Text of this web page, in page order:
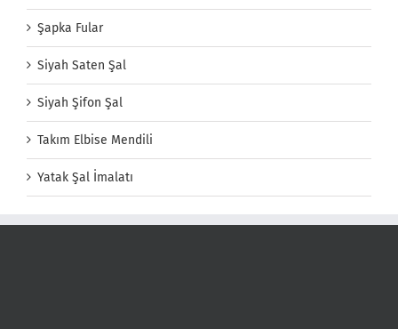
Şapka Fular
Siyah Saten Şal
Siyah Şifon Şal
Takım Elbise Mendili
Yatak Şal İmalatı